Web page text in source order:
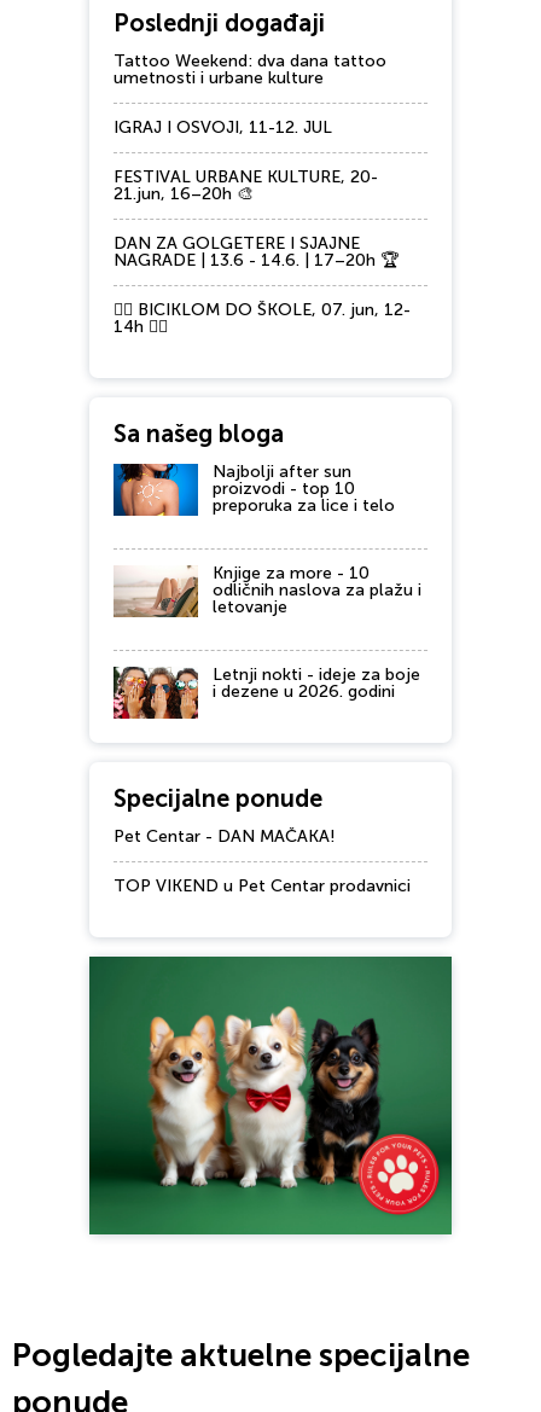
Poslednji događaji
Tattoo Weekend: dva dana tattoo
umetnosti i urbane kulture
IGRAJ I OSVOJI, 11-12. JUL
FESTIVAL URBANE KULTURE, 20-
21.jun, 16–20h 🎨
DAN ZA GOLGETERE I SJAJNE
NAGRADE | 13.6 - 14.6. | 17–20h 🏆
🚴‍♂️ BICIKLOM DO ŠKOLE, 07. jun, 12-
14h 🚴‍♀️
Sa našeg bloga
Najbolji after sun
proizvodi - top 10
preporuka za lice i telo
Knjige za more - 10
odličnih naslova za plažu i
letovanje
Letnji nokti - ideje za boje
i dezene u 2026. godini
Specijalne ponude
Pet Centar - DAN MAČAKA!
TOP VIKEND u Pet Centar prodavnici
Pogledajte aktuelne specijalne
ponude